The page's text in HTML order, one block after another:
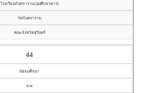
โรงเรียนกันทราราม(นุ่นศึกษาคาร)
วัดกันทราราม
คณะจังหวัดสุรินทร์
44
มัธยมศึกษา
ม.๒